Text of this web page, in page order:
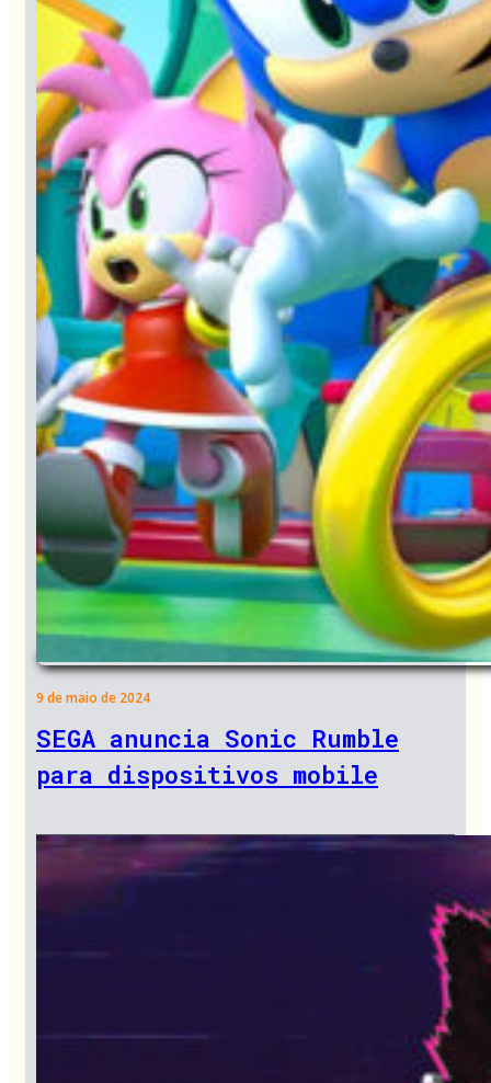
9 de maio de 2024
SEGA anuncia Sonic Rumble
para dispositivos mobile